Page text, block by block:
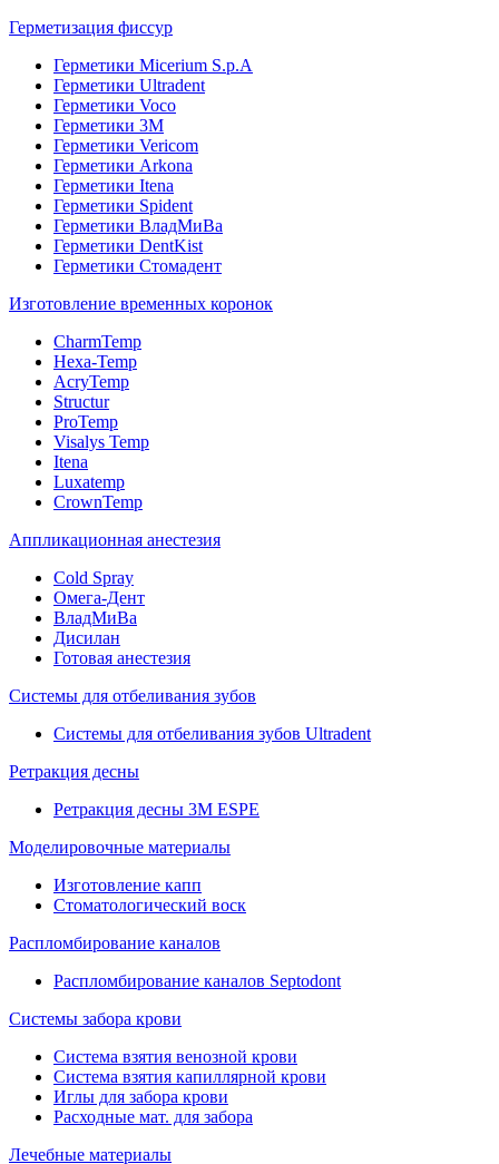
Герметизация фиссур
Герметики Micerium S.p.A
Герметики Ultradent
Герметики Voco
Герметики 3M
Герметики Vericom
Герметики Arkona
Герметики Itena
Герметики Spident
Герметики ВладМиВа
Герметики DentKist
Герметики Стомадент
Изготовление временных коронок
CharmTemp
Hexa-Temp
AcryTemp
Structur
ProTemp
Visalys Temp
Itena
Luxatemp
CrownTemp
Аппликационная анестезия
Cold Spray
Омега-Дент
ВладМиВа
Дисилан
Готовая анестезия
Системы для отбеливания зубов
Системы для отбеливания зубов Ultradent
Ретракция десны
Ретракция десны 3M ESPE
Моделировочные материалы
Изготовление капп
Стоматологический воск
Распломбирование каналов
Распломбирование каналов Septodont
Системы забора крови
Система взятия венозной крови
Система взятия капиллярной крови
Иглы для забора крови
Расходные мат. для забора
Лечебные материалы